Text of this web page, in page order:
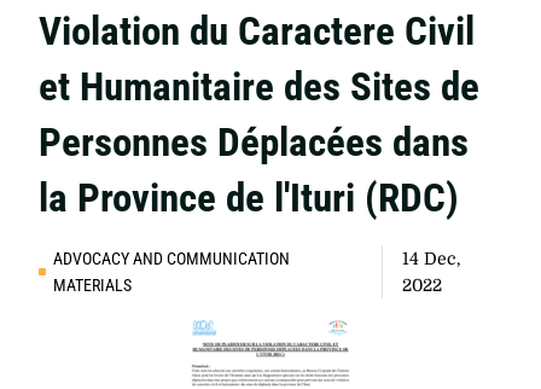
Violation du Caractere Civil
et Humanitaire des Sites de
Personnes Déplacées dans
la Province de l'Ituri (RDC)
ADVOCACY AND COMMUNICATION
MATERIALS
14 Dec,
2022